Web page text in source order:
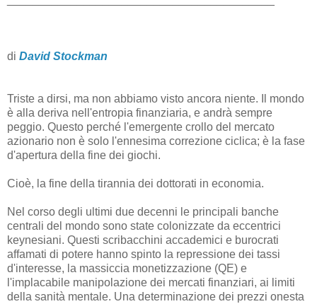
di David Stockman
Triste a dirsi, ma non abbiamo visto ancora niente. Il mondo
è alla deriva nell'entropia finanziaria, e andrà sempre
peggio. Questo perché l'emergente crollo del mercato
azionario non è solo l'ennesima correzione ciclica; è la fase
d'apertura della fine dei giochi.
Cioè, la fine della tirannia dei dottorati in economia.
Nel corso degli ultimi due decenni le principali banche
centrali del mondo sono state colonizzate da eccentrici
keynesiani. Questi scribacchini accademici e burocrati
affamati di potere hanno spinto la repressione dei tassi
d'interesse, la massiccia monetizzazione (QE) e
l'implacabile manipolazione dei mercati finanziari, ai limiti
della sanità mentale. Una determinazione dei prezzi onesta